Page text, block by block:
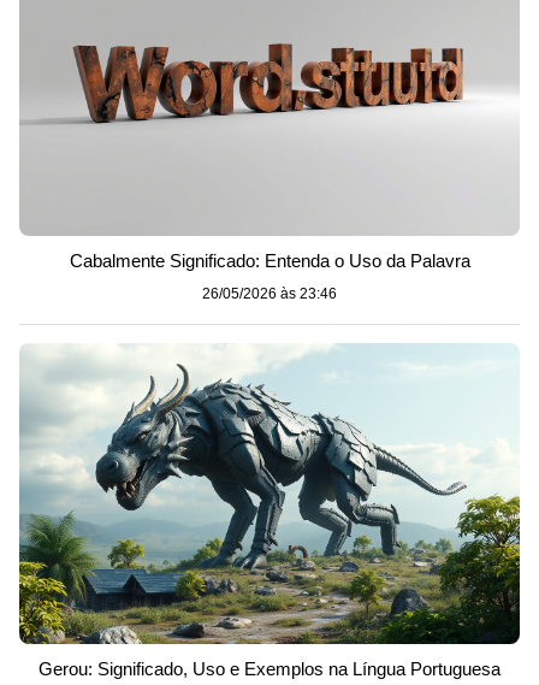
Cabalmente Significado: Entenda o Uso da Palavra
26/05/2026 às 23:46
Gerou: Significado, Uso e Exemplos na Língua Portuguesa